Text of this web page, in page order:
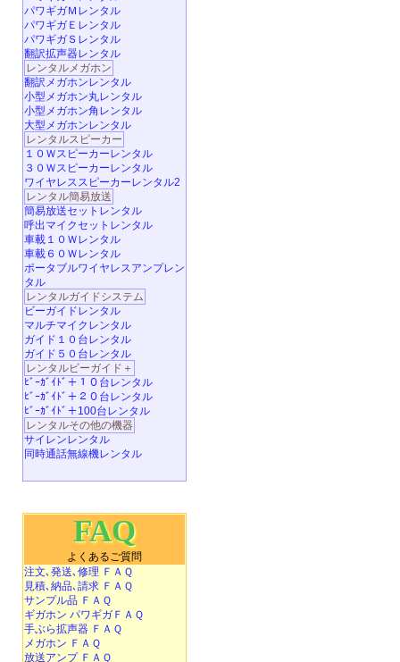
パワギガＭレンタル
パワギガＥレンタル
パワギガＳレンタル
翻訳拡声器レンタル
レンタルメガホン
翻訳メガホンレンタル
小型メガホン丸レンタル
小型メガホン角レンタル
大型メガホンレンタル
レンタルスピーカー
１０Ｗスピーカーレンタル
３０Ｗスピーカーレンタル
ワイヤレススピーカーレンタル2
レンタル簡易放送
簡易放送セットレンタル
呼出マイクセットレンタル
車載１０Ｗレンタル
車載６０Ｗレンタル
ポータブルワイヤレスアンプレン
タル
レンタルガイドシステム
ビーガイドレンタル
マルチマイクレンタル
ガイド１０台レンタル
ガイド５０台レンタル
レンタルビーガイド＋
ﾋﾞｰｶﾞｲﾄﾞ＋１０台レンタル
ﾋﾞｰｶﾞｲﾄﾞ＋２０台レンタル
ﾋﾞｰｶﾞｲﾄﾞ＋100台レンタル
レンタルその他の機器
サイレンレンタル
同時通話無線機レンタル
FAQ
よくあるご質問
注文､発送､修理 ＦＡＱ
見積､納品､請求 ＦＡＱ
サンプル品 ＦＡＱ
ギガホン パワギガＦＡＱ
手ぶら拡声器 ＦＡＱ
メガホン ＦＡＱ
放送アンプ ＦＡＱ